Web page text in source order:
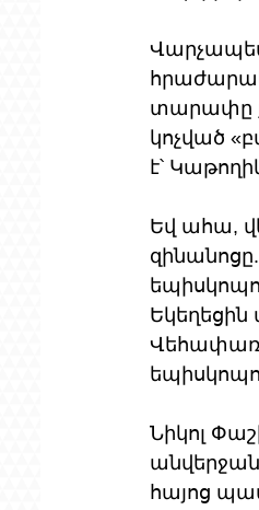
տարափը
կոչված
է՝
Եվ ահա,
Նիկոլ
հայոց